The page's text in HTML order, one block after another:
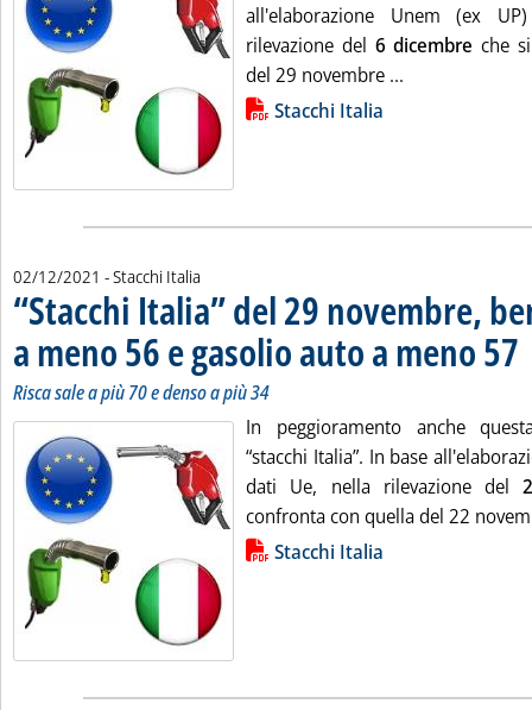
all'elaborazione Unem (ex
rilevazione del 6 dicembre che
del 29 novembre ...
Lista allegati PDF alla notizia
Stacchi Italia
02/12/2021 - Stacchi Italia
“Stacchi Italia” del 29 novembre,
a meno 56 e gasolio auto a meno 57
Risca sale a più 70 e denso a più 34
In peggioramento anche
“stacchi Italia”. In base
dati Ue, nella rilevazione del
confronta con quella del 22
Lista allegati PDF alla notizia
Stacchi Italia